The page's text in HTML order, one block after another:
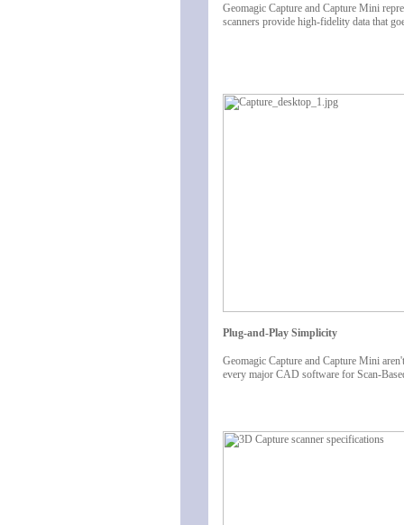
Geomagic Capture and Capture Mini
scanners provide high-fidelity data that
Plug-and-Play Simplicity
Geomagic Capture and Capture Mini
every major CAD software for Scan-